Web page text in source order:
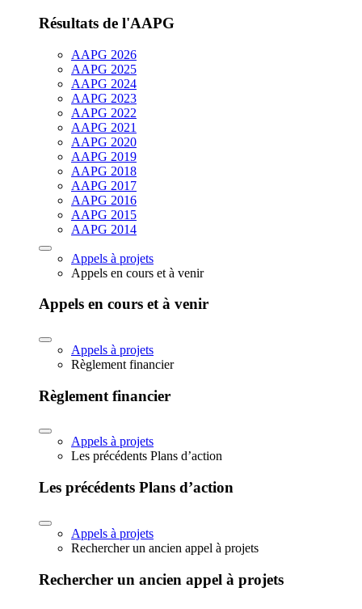
Résultats de l'AAPG
AAPG 2026
AAPG 2025
AAPG 2024
AAPG 2023
AAPG 2022
AAPG 2021
AAPG 2020
AAPG 2019
AAPG 2018
AAPG 2017
AAPG 2016
AAPG 2015
AAPG 2014
Appels à projets
Appels en cours et à venir
Appels en cours et à venir
Appels à projets
Règlement financier
Règlement financier
Appels à projets
Les précédents Plans d’action
Les précédents Plans d’action
Appels à projets
Rechercher un ancien appel à projets
Rechercher un ancien appel à projets